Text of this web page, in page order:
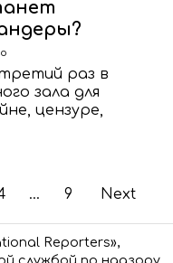
раз в
зала для
цензуре,
… 9 Next
Reporters»,